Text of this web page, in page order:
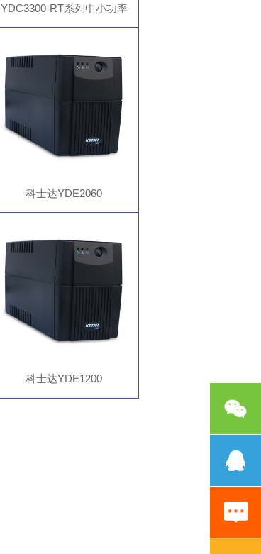
YDC3300-RT系列中小功率
科士达YDE2060
科士达YDE1200